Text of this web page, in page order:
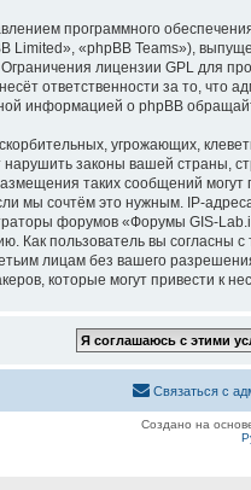
программного
Limited», «phpBB Teams»),
. Ограничения лицензии GPL для
ответственности за то, что
информацией о phpBB
угрожающих,
законы вашей страны,
таких сообщений
мы сочтём это нужным. IP-
форумов «Форумы GIS-
Как пользователь вы согласны
лицам без вашего
которые могут привести к
Связаться с
Создано на